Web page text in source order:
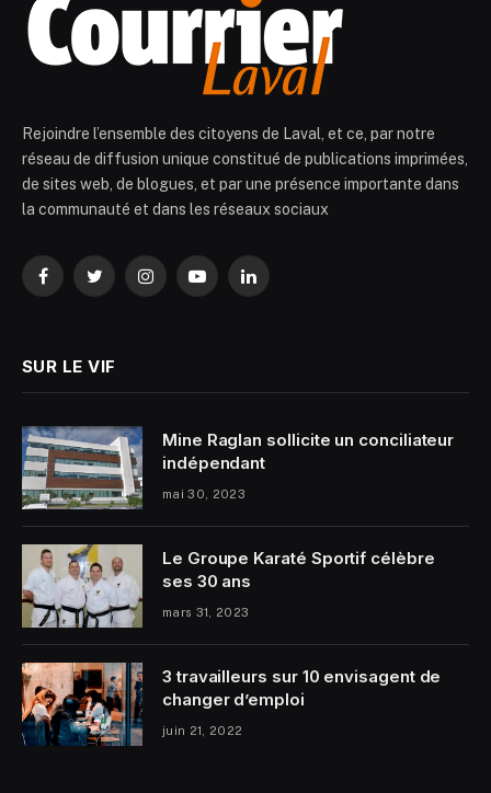
Rejoindre l’ensemble des citoyens de Laval, et ce, par notre
réseau de diffusion unique constitué de publications imprimées,
de sites web, de blogues, et par une présence importante dans
la communauté et dans les réseaux sociaux
FacebookTwitterInstagramYouTubeLinkedIn
SUR LE VIF
Mine Raglan sollicite un conciliateur
indépendant
mai 30, 2023
Le Groupe Karaté Sportif célèbre
ses 30 ans
mars 31, 2023
3 travailleurs sur 10 envisagent de
changer d’emploi
juin 21, 2022